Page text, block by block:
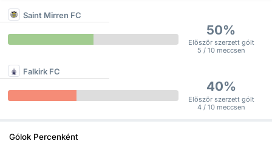
Saint Mirren FC
50%
Először szerzett gólt
5 / 10 meccsen
Falkirk FC
40%
Először szerzett gólt
4 / 10 meccsen
Gólok Percenként